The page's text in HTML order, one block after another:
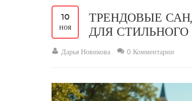
10
ноя
ТРЕНДОВЫЕ
ДЛЯ СТИЛЬНОГО
Дарья Новикова 0 Комментарии